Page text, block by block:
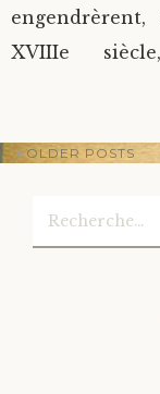
XVIIIe
Post
OLDER POSTS